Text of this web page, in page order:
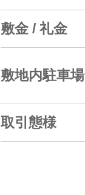
敷金 / 礼金
敷地内駐車場
取引態様